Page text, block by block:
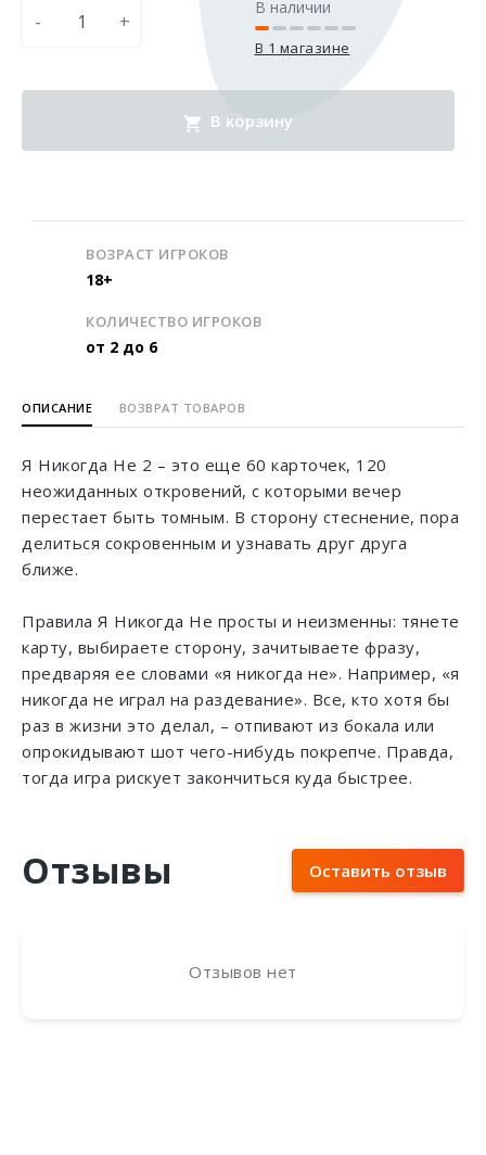
- +
В наличии
В 1 магазине
В корзину
ВОЗРАСТ ИГРОКОВ
18+
КОЛИЧЕСТВО ИГРОКОВ
от 2 до 6
ОПИСАНИЕ ВОЗВРАТ ТОВАРОВ
Я Никогда Не 2 – это еще 60 карточек, 120
неожиданных откровений, с которыми вечер
перестает быть томным. В сторону стеснение, пора
делиться сокровенным и узнавать друг друга
ближе.
Правила Я Никогда Не просты и неизменны: тянете
карту, выбираете сторону, зачитываете фразу,
предваряя ее словами «я никогда не». Например, «я
никогда не играл на раздевание». Все, кто хотя бы
раз в жизни это делал, – отпивают из бокала или
опрокидывают шот чего-нибудь покрепче. Правда,
тогда игра рискует закончиться куда быстрее.
Отзывы Оставить отзыв
Отзывов нет